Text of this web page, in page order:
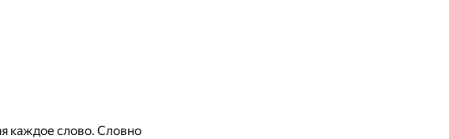
каждое слово. Словно